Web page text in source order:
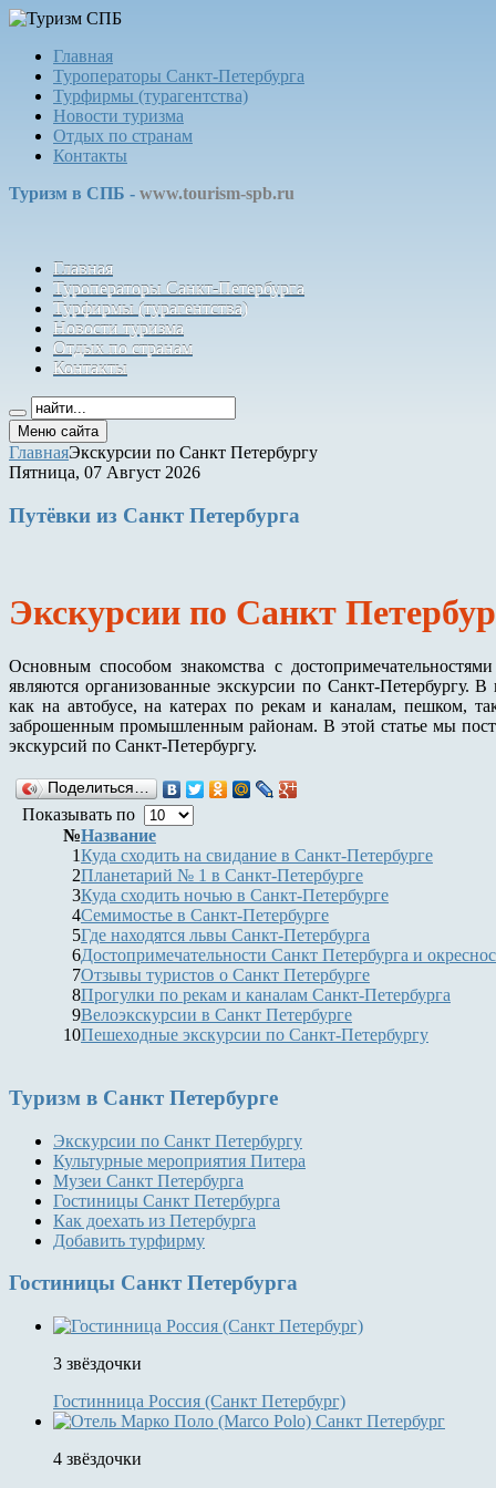
Главная
Туроператоры Санкт-Петербурга
Турфирмы (турагентства)
Новости туризма
Отдых по странам
Контакты
Туризм в СПБ - www.tourism-spb.ru
Главная
Туроператоры Санкт-Петербурга
Турфирмы (турагентства)
Новости туризма
Отдых по странам
Контакты
Меню сайта
ГлавнаяЭкскурсии по Санкт Петербургу
Пятница, 07 Август 2026
Путёвки из Санкт Петербурга
Экскурсии по Санкт
Основным способом знакомства с
являются организованные экскурсии по Санкт-Петербургу.
как на автобусе, на катерах по рекам и каналам, пешком,
заброшенным промышленным районам. В этой статье мы
экскурсий по Санкт-Петербургу.
Поделиться…
Показывать по
№Название
1Куда сходить на свидание в Санкт-Петербурге
2Планетарий № 1 в Санкт-Петербурге
3Куда сходить ночью в Санкт-Петербурге
4Семимостье в Санкт-Петербурге
5Где находятся львы Санкт-Петербурга
6Достопримечательности Санкт Петербурга и
7Отзывы туристов о Санкт Петербурге
8Прогулки по рекам и каналам Санкт-Петербурга
9Велоэкскурсии в Санкт Петербурге
10Пешеходные экскурсии по Санкт-Петербургу
Туризм в Санкт Петербурге
Экскурсии по Санкт Петербургу
Культурные мероприятия Питера
Музеи Санкт Петербурга
Гостиницы Санкт Петербурга
Как доехать из Петербурга
Добавить турфирму
Гостиницы Санкт Петербурга
3 звёздочки
Гостинница Россия (Санкт Петербург)
4 звёздочки